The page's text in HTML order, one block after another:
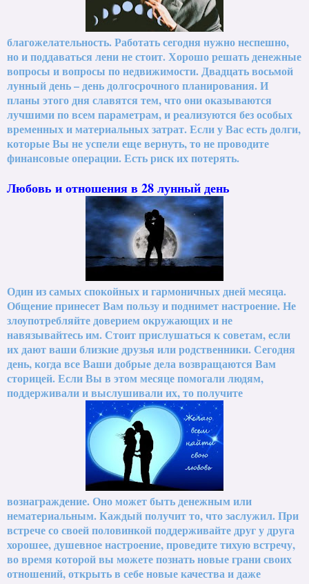
благожелательность. Работать сегодня нужно неспешно,
но и поддаваться лени не стоит. Хорошо решать денежные
вопросы и вопросы по недвижимости. Двадцать восьмой
лунный день – день долгосрочного планирования. И
планы этого дня славятся тем, что они оказываются
лучшими по всем параметрам, и реализуются без особых
временных и материальных затрат. Если у Вас есть долги,
которые Вы не успели еще вернуть, то не проводите
финансовые операции. Есть риск их потерять.
Любовь и отношения в 28 лунный день
Один из самых спокойных и гармоничных дней месяца.
Общение принесет Вам пользу и поднимет настроение. Не
злоупотребляйте доверием окружающих и не
навязывайтесь им. Стоит прислушаться к советам, если
их дают ваши близкие друзья или родственники. Сегодня
день, когда все Ваши добрые дела возвращаются Вам
сторицей. Если Вы в этом месяце помогали людям,
поддерживали и выслушивали их, то получите
вознаграждение. Оно может быть денежным или
нематериальным. Каждый получит то, что заслужил. При
встрече со своей половинкой поддерживайте друг у друга
хорошее, душевное настроение, проведите тихую встречу,
во время которой вы можете познать новые грани своих
отношений, открыть в себе новые качества и даже